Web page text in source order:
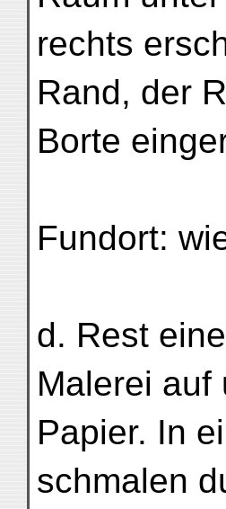
rechts
Rand, der
Borte
Fundort:
d. Rest
Malerei auf
Papier. In
schmalen